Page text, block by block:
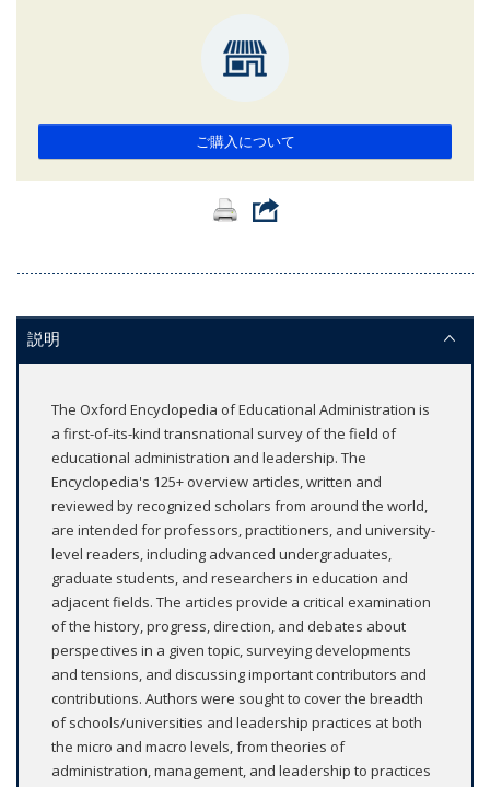
ご購入について
説明
The Oxford Encyclopedia of Educational Administration is
a first-of-its-kind transnational survey of the field of
educational administration and leadership. The
Encyclopedia's 125+ overview articles, written and
reviewed by recognized scholars from around the world,
are intended for professors, practitioners, and university-
level readers, including advanced undergraduates,
graduate students, and researchers in education and
adjacent fields. The articles provide a critical examination
of the history, progress, direction, and debates about
perspectives in a given topic, surveying developments
and tensions, and discussing important contributors and
contributions. Authors were sought to cover the breadth
of schools/universities and leadership practices at both
the micro and macro levels, from theories of
administration, management, and leadership to practices